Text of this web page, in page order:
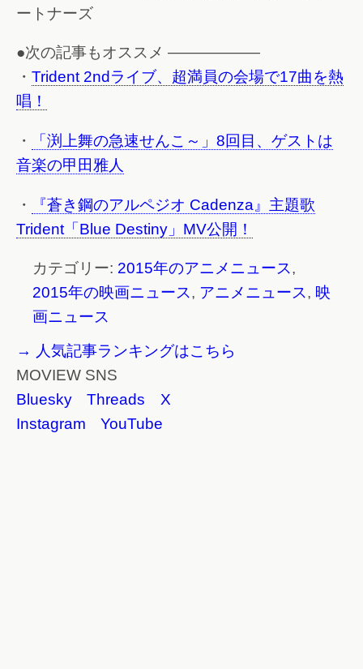
ートナーズ
●次の記事もオススメ ——————
・ Trident 2ndライブ、超満員の会場で17曲を熱
唱！
・
「渕上舞の急速せんこ～」8回目、ゲストは
音楽の甲田雅人
・
『蒼き鋼のアルペジオ Cadenza』主題歌
Trident「Blue Destiny」MV公開！
カテゴリー: 2015年のアニメニュース,
2015年の映画ニュース, アニメニュース, 映
画ニュース
→ 人気記事ランキングはこちら
MOVIEW SNS
Bluesky
Threads
X
Instagram
YouTube